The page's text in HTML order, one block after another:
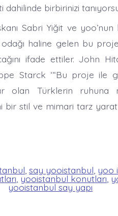
birbirinizi
Sabri Yiğit ve
haline gelen bu
ifade ettiler. John
Starck ‘“Bu proje
olan Türklerin ruhuna
stil ve mimari tarz
say yooistanbul yoo
yooistanbul konutları
yooistanbul say yapı